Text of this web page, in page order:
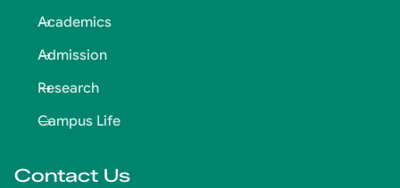
Academics
Admission
Research
Campus Life
Contact Us